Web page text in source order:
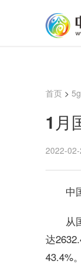
首页 > 5g
1月
2022-
中
从
达
43.4%